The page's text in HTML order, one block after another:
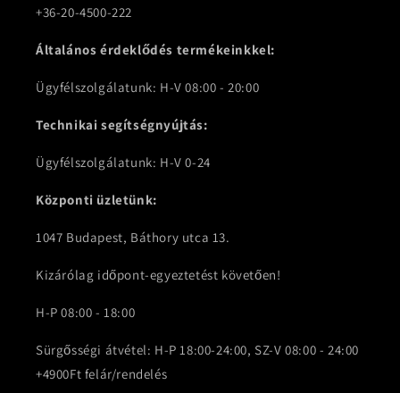
+36-20-4500-222
Általános érdeklődés termékeinkkel:
Ügyfélszolgálatunk: H-V 08:00 - 20:00
Technikai segítségnyújtás:
Ügyfélszolgálatunk: H-V 0-24
Központi üzletünk:
1047 Budapest, Báthory utca 13.
Kizárólag időpont-egyeztetést követően!
H-P 08:00 - 18:00
Sürgősségi átvétel: H-P 18:00-24:00, SZ-V 08:00 - 24:00
+4900Ft felár/rendelés